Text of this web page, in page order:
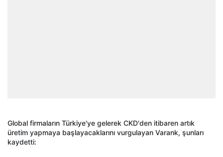
Global firmaların Türkiye'ye gelerek CKD'den itibaren artık
üretim yapmaya başlayacaklarını vurgulayan Varank, şunları
kaydetti: